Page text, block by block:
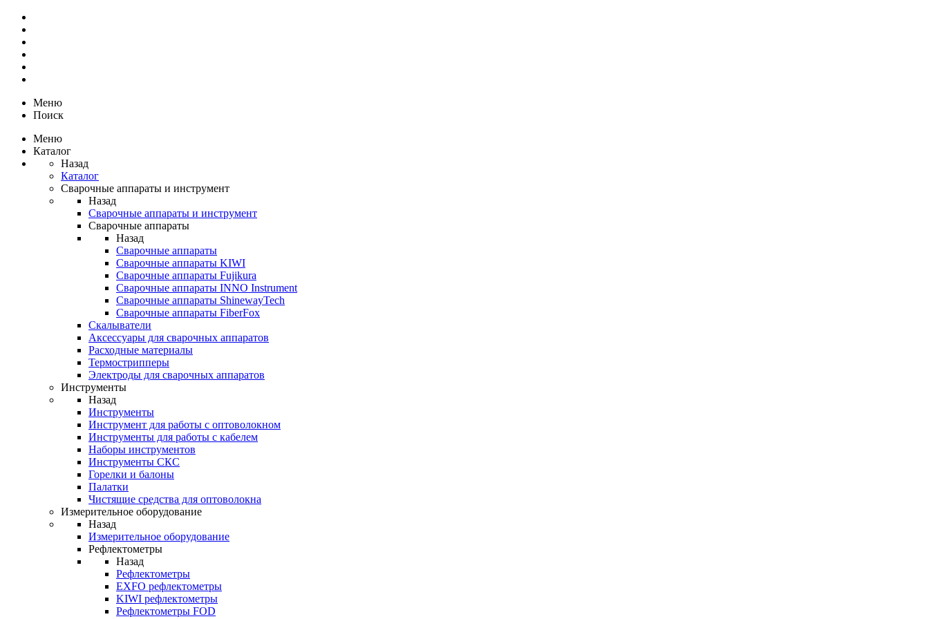
Меню
Поиск
Меню
Каталог
Назад
Каталог
Сварочные аппараты и инструмент
Назад
Сварочные аппараты и инструмент
Сварочные аппараты
Назад
Сварочные аппараты
Сварочные аппараты KIWI
Сварочные аппараты Fujikura
Сварочные аппараты INNO Instrument
Сварочные аппараты ShinewayTech
Cварочные аппараты FiberFox
Скалыватели
Аксессуары для сварочных аппаратов
Расходные материалы
Термострипперы
Электроды для сварочных аппаратов
Инструменты
Назад
Инструменты
Инструмент для работы с оптоволокном
Инструменты для работы с кабелем
Наборы инструментов
Инструменты СКС
Горелки и балоны
Палатки
Чистящие средства для оптоволокна
Измерительное оборудование
Назад
Измерительное оборудование
Рефлектометры
Назад
Рефлектометры
EXFO рефлектометры
KIWI рефлектометры
Рефлектометры FOD